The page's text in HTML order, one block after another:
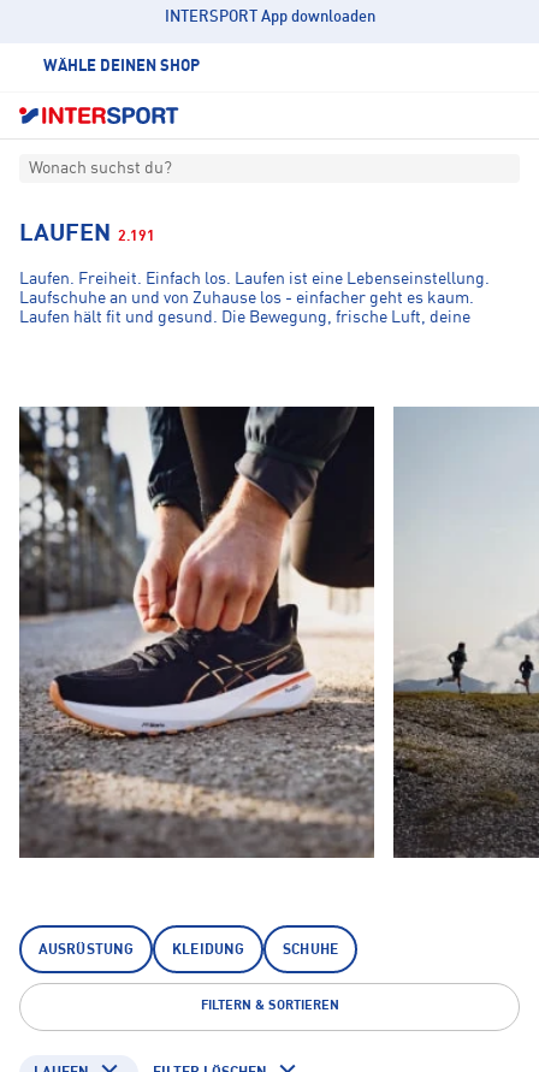
INTERSPORT App downloaden
WÄHLE DEINEN SHOP
Wonach suchst du?
LAUFEN 2.191
Laufen. Freiheit. Einfach los. Laufen ist eine Lebenseinstellung.
Laufschuhe an und von Zuhause los - einfacher geht es kaum.
Laufen hält fit und gesund. Die Bewegung, frische Luft, deine
Vorbereitung, und der Ausrüstungsaufwand ist vergleichsweise
gering.
AUSRÜSTUNG KLEIDUNG SCHUHE
FILTERN & SORTIEREN